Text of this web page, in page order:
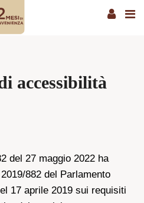
accessibilità
del 27 maggio 2022 ha
882 del Parlamento
17 aprile 2019 sui requisiti